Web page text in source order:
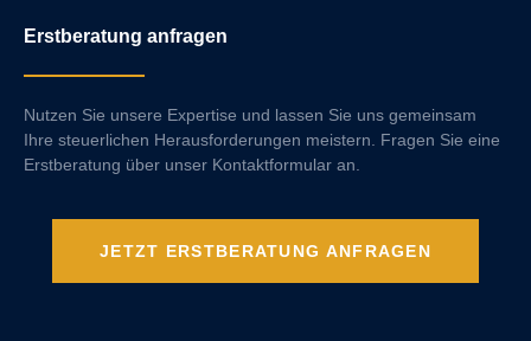
Erstberatung anfragen
Nutzen Sie unsere Expertise und lassen Sie uns gemeinsam
Ihre steuerlichen Herausforderungen meistern. Fragen Sie eine
Erstberatung über unser Kontaktformular an.
JETZT ERSTBERATUNG ANFRAGEN